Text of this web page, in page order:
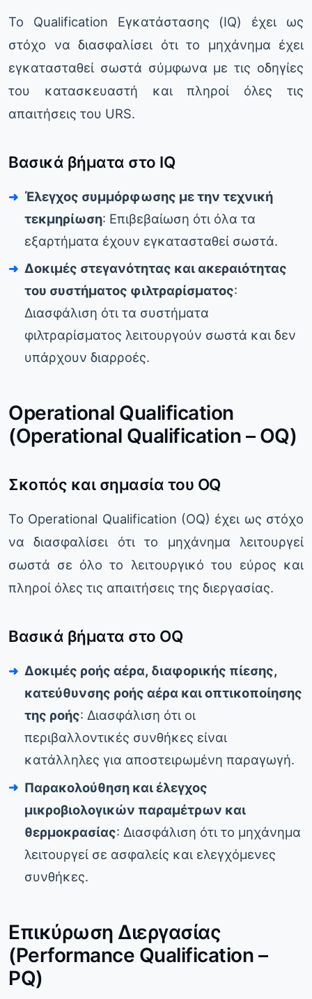
Το Qualification Εγκατάστασης (IQ) έχει ως
στόχο να διασφαλίσει ότι το μηχάνημα έχει
εγκατασταθεί σωστά σύμφωνα με τις οδηγίες
του κατασκευαστή και πληροί όλες τις
απαιτήσεις του URS.
Βασικά βήματα στο IQ
Έλεγχος συμμόρφωσης με την τεχνική
τεκμηρίωση: Επιβεβαίωση ότι όλα τα
εξαρτήματα έχουν εγκατασταθεί σωστά.
Δοκιμές στεγανότητας και ακεραιότητας
του συστήματος φιλτραρίσματος:
Διασφάλιση ότι τα συστήματα
φιλτραρίσματος λειτουργούν σωστά και δεν
υπάρχουν διαρροές.
Operational Qualification
(Operational Qualification – OQ)
Σκοπός και σημασία του OQ
Το Operational Qualification (OQ) έχει ως στόχο
να διασφαλίσει ότι το μηχάνημα λειτουργεί
σωστά σε όλο το λειτουργικό του εύρος και
πληροί όλες τις απαιτήσεις της διεργασίας.
Βασικά βήματα στο OQ
Δοκιμές ροής αέρα, διαφορικής πίεσης,
κατεύθυνσης ροής αέρα και οπτικοποίησης
της ροής: Διασφάλιση ότι οι
περιβαλλοντικές συνθήκες είναι
κατάλληλες για αποστειρωμένη παραγωγή.
Παρακολούθηση και έλεγχος
μικροβιολογικών παραμέτρων και
θερμοκρασίας: Διασφάλιση ότι το μηχάνημα
λειτουργεί σε ασφαλείς και ελεγχόμενες
συνθήκες.
Επικύρωση Διεργασίας
(Performance Qualification –
PQ)